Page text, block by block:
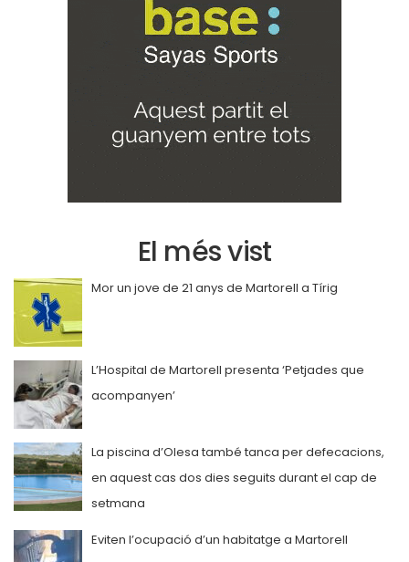
El més vist
Mor un jove de 21 anys de Martorell a Tírig
L’Hospital de Martorell presenta ‘Petjades que
acompanyen’
La piscina d’Olesa també tanca per defecacions,
en aquest cas dos dies seguits durant el cap de
setmana
Eviten l’ocupació d’un habitatge a Martorell